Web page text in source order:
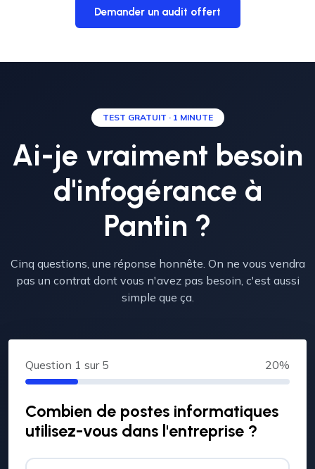
Demander un audit offert
TEST GRATUIT · 1 MINUTE
Ai-je vraiment besoin
d'infogérance à
Pantin ?
Cinq questions, une réponse honnête. On ne vous vendra
pas un contrat dont vous n'avez pas besoin, c'est aussi
simple que ça.
Question 1 sur 5 20%
Combien de postes informatiques
utilisez-vous dans l'entreprise ?